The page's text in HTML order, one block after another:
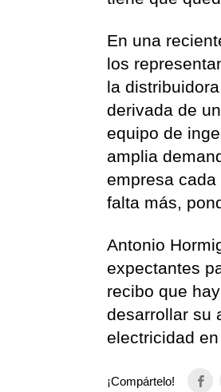
En una
los
la
derivada de
equipo de
amplia
empresa
falta más,
Antonio
expectantes
recibo que
desarrollar su
electricidad en
¡Compártelo!